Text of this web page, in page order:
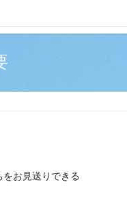
お見送りできる